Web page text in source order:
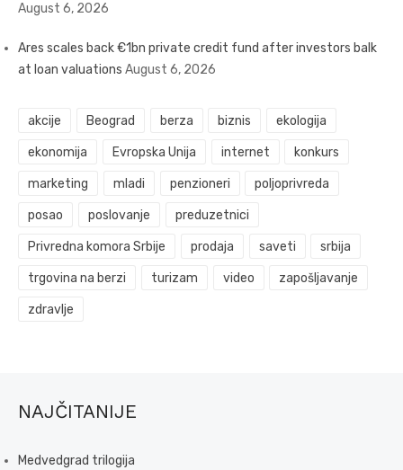
August 6, 2026
Ares scales back €1bn private credit fund after investors balk
at loan valuations August 6, 2026
akcije Beograd berza biznis ekologija
ekonomija Evropska Unija internet konkurs
marketing mladi penzioneri poljoprivreda
posao poslovanje preduzetnici
Privredna komora Srbije prodaja saveti srbija
trgovina na berzi turizam video zapošljavanje
zdravlje
NAJČITANIJE
Medvedgrad trilogija